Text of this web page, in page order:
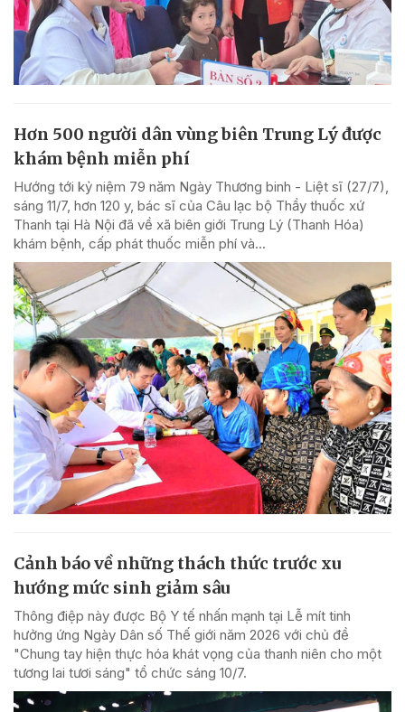
Hơn 500 người dân vùng biên Trung Lý được
khám bệnh miễn phí
Hướng tới kỷ niệm 79 năm Ngày Thương binh - Liệt sĩ (27/7),
sáng 11/7, hơn 120 y, bác sĩ của Câu lạc bộ Thầy thuốc xứ
Thanh tại Hà Nội đã về xã biên giới Trung Lý (Thanh Hóa)
khám bệnh, cấp phát thuốc miễn phí và...
Cảnh báo về những thách thức trước xu
hướng mức sinh giảm sâu
Thông điệp này được Bộ Y tế nhấn mạnh tại Lễ mít tinh
hưởng ứng Ngày Dân số Thế giới năm 2026 với chủ đề
"Chung tay hiện thực hóa khát vọng của thanh niên cho một
tương lai tươi sáng" tổ chức sáng 10/7.